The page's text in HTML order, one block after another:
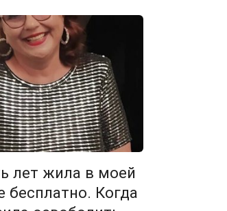
лет жила в моей
бесплатно. Когда